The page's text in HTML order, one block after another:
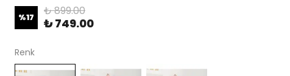
%17 ₺ 899.00
₺ 749.00
Renk